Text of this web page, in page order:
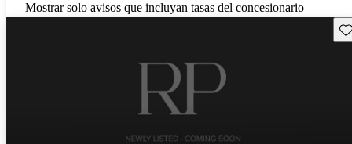
Mostrar solo avisos que incluyan tasas del concesionario